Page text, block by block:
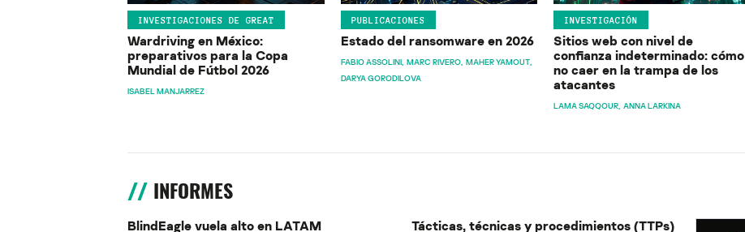
INVESTIGACIONES DE GREAT
Wardriving en México:
preparativos para la Copa
Mundial de Fútbol 2026
ISABEL MANJARREZ
PUBLICACIONES
Estado del ransomware en 2026
FABIO ASSOLINI MARC RIVERO MAHER YAMOUT
DARYA GORODILOVA
INVESTIGACIÓN
Sitios web con nivel de
confianza indeterminado: cómo
no caer en la trampa de los
atacantes
LAMA SAQQOUR ANNA LARKINA
INFORMES
BlindEagle vuela alto en LATAM
Tácticas, técnicas y procedimientos (TTPs)